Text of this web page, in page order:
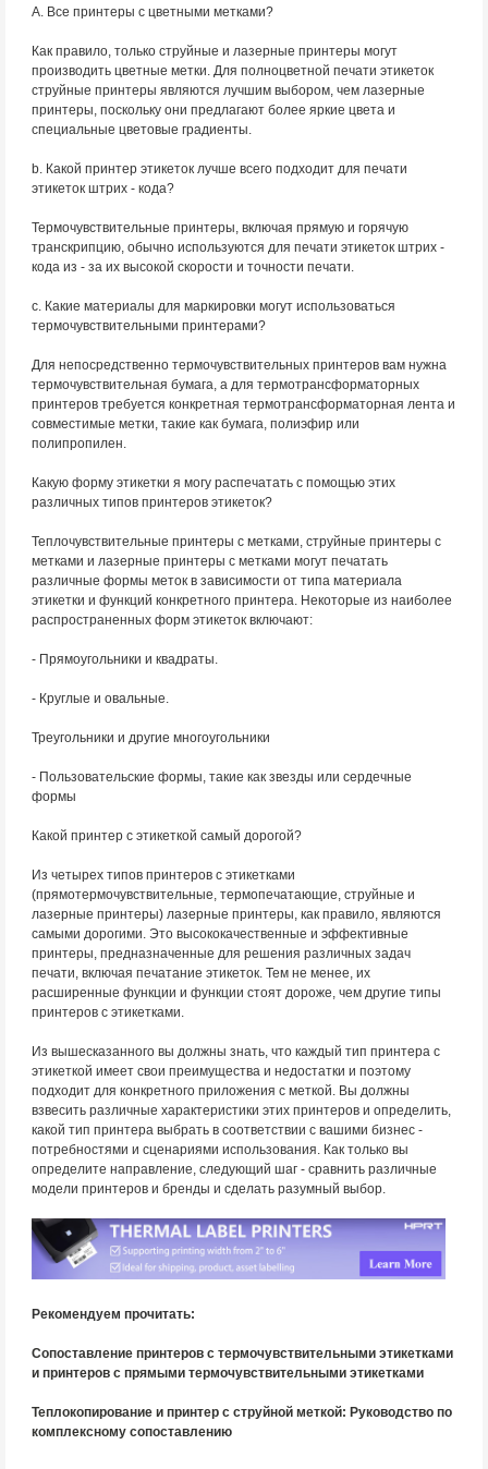
А. Все принтеры с цветными метками?
Как правило, только струйные и лазерные принтеры могут
производить цветные метки. Для полноцветной печати этикеток
струйные принтеры являются лучшим выбором, чем лазерные
принтеры, поскольку они предлагают более яркие цвета и
специальные цветовые градиенты.
b. Какой принтер этикеток лучше всего подходит для печати
этикеток штрих - кода?
Термочувствительные принтеры, включая прямую и горячую
транскрипцию, обычно используются для печати этикеток штрих -
кода из - за их высокой скорости и точности печати.
c. Какие материалы для маркировки могут использоваться
термочувствительными принтерами?
Для непосредственно термочувствительных принтеров вам нужна
термочувствительная бумага, а для термотрансформаторных
принтеров требуется конкретная термотрансформаторная лента и
совместимые метки, такие как бумага, полиэфир или
полипропилен.
Какую форму этикетки я могу распечатать с помощью этих
различных типов принтеров этикеток?
Теплочувствительные принтеры с метками, струйные принтеры с
метками и лазерные принтеры с метками могут печатать
различные формы меток в зависимости от типа материала
этикетки и функций конкретного принтера. Некоторые из наиболее
распространенных форм этикеток включают:
- Прямоугольники и квадраты.
- Круглые и овальные.
Треугольники и другие многоугольники
- Пользовательские формы, такие как звезды или сердечные
формы
Какой принтер с этикеткой самый дорогой?
Из четырех типов принтеров с этикетками
(прямотермочувствительные, термопечатающие, струйные и
лазерные принтеры) лазерные принтеры, как правило, являются
самыми дорогими. Это высококачественные и эффективные
принтеры, предназначенные для решения различных задач
печати, включая печатание этикеток. Тем не менее, их
расширенные функции и функции стоят дороже, чем другие типы
принтеров с этикетками.
Из вышесказанного вы должны знать, что каждый тип принтера с
этикеткой имеет свои преимущества и недостатки и поэтому
подходит для конкретного приложения с меткой. Вы должны
взвесить различные характеристики этих принтеров и определить,
какой тип принтера выбрать в соответствии с вашими бизнес -
потребностями и сценариями использования. Как только вы
определите направление, следующий шаг - сравнить различные
модели принтеров и бренды и сделать разумный выбор.
Рекомендуем прочитать:
Сопоставление принтеров с термочувствительными этикетками
и принтеров с прямыми термочувствительными этикетками
Теплокопирование и принтер с струйной меткой: Руководство по
комплексному сопоставлению